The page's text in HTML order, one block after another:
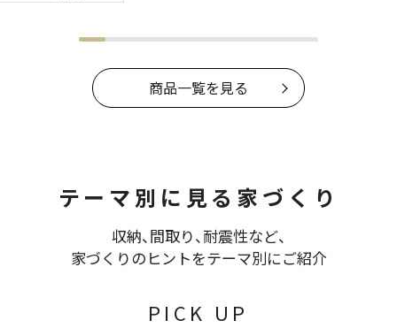
商品一覧を見る
テーマ別に見る家づくり
収納、間取り、耐震性など、
家づくりのヒントをテーマ別にご紹介
PICK UP